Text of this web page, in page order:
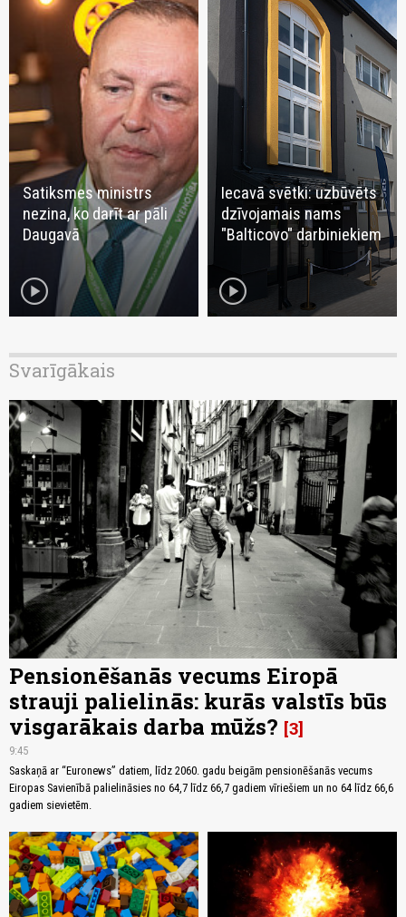
Satiksmes ministrs
nezina, ko darīt ar pāli
Daugavā
play_circle
Iecavā svētki: uzbūvēts
dzīvojamais nams
"Balticovo" darbiniekiem
play_circle
Svarīgākais
Pensionēšanās vecums Eiropā
strauji palielinās: kurās valstīs būs
visgarākais darba mūžs? 3
9:45
Saskaņā ar “Euronews” datiem, līdz 2060. gadu beigām pensionēšanās vecums
Eiropas Savienībā palielināsies no 64,7 līdz 66,7 gadiem vīriešiem un no 64 līdz 66,6
gadiem sievietēm.